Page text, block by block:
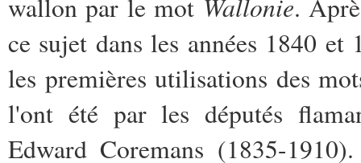
wallon par le mot
.
ce sujet dans les années 1840
les premières utilisations des
l'ont été par les députés
Edward Coremans (1835-